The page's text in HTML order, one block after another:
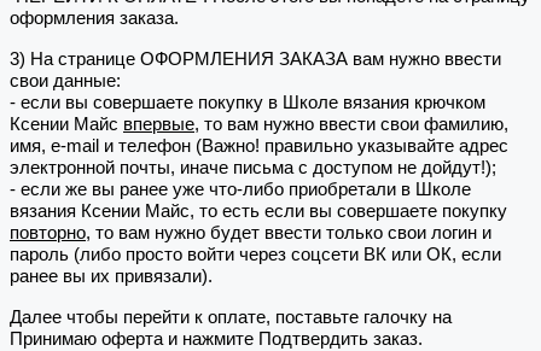
оформления заказа.
3) На странице ОФОРМЛЕНИЯ ЗАКАЗА вам нужно ввести
свои данные:
- если вы совершаете покупку в Школе вязания крючком
Ксении Майс впервые, то вам нужно ввести свои фамилию,
имя, e-mail и телефон (Важно! правильно указывайте адрес
электронной почты, иначе письма с доступом не дойдут!);
- если же вы ранее уже что-либо приобретали в Школе
вязания Ксении Майс, то есть если вы совершаете покупку
повторно, то вам нужно будет ввести только свои логин и
пароль (либо просто войти через соцсети ВК или ОК, если
ранее вы их привязали).
Далее чтобы перейти к оплате, поставьте галочку на
Принимаю оферта и нажмите Подтвердить заказ.